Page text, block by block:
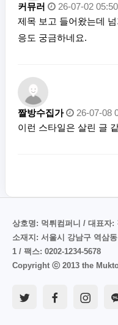
커뮤러
26-07-02 05:50
제목 보고 들어왔는데
응도 궁금하네요.
짤방수집가
26-07-08
이런 스타일은 살린 글
상호명: 먹튀컴퍼니 / 대표자:
소재지: 서울시 강남구 역삼
1 / 팩스: 0202-1234-5678
Copyright ⓒ 2013 the